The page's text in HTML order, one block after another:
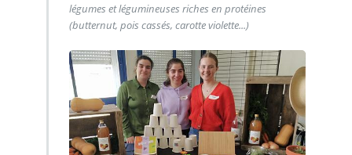
légumes et légumineuses riches en protéines
(butternut, pois cassés, carotte violette...)